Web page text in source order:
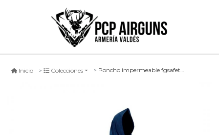
Inicio Colecciones Poncho impermeable fgsafety holt t35, azul